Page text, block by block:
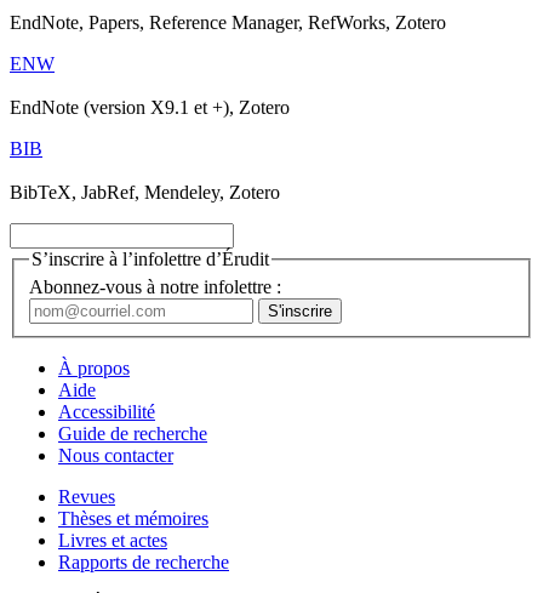
EndNote, Papers, Reference Manager, RefWorks, Zotero
ENW
EndNote (version X9.1 et +), Zotero
BIB
BibTeX, JabRef, Mendeley, Zotero
S’inscrire à l’infolettre d’Érudit
Abonnez-vous à notre infolettre :
À propos
Aide
Accessibilité
Guide de recherche
Nous contacter
Revues
Thèses et mémoires
Livres et actes
Rapports de recherche